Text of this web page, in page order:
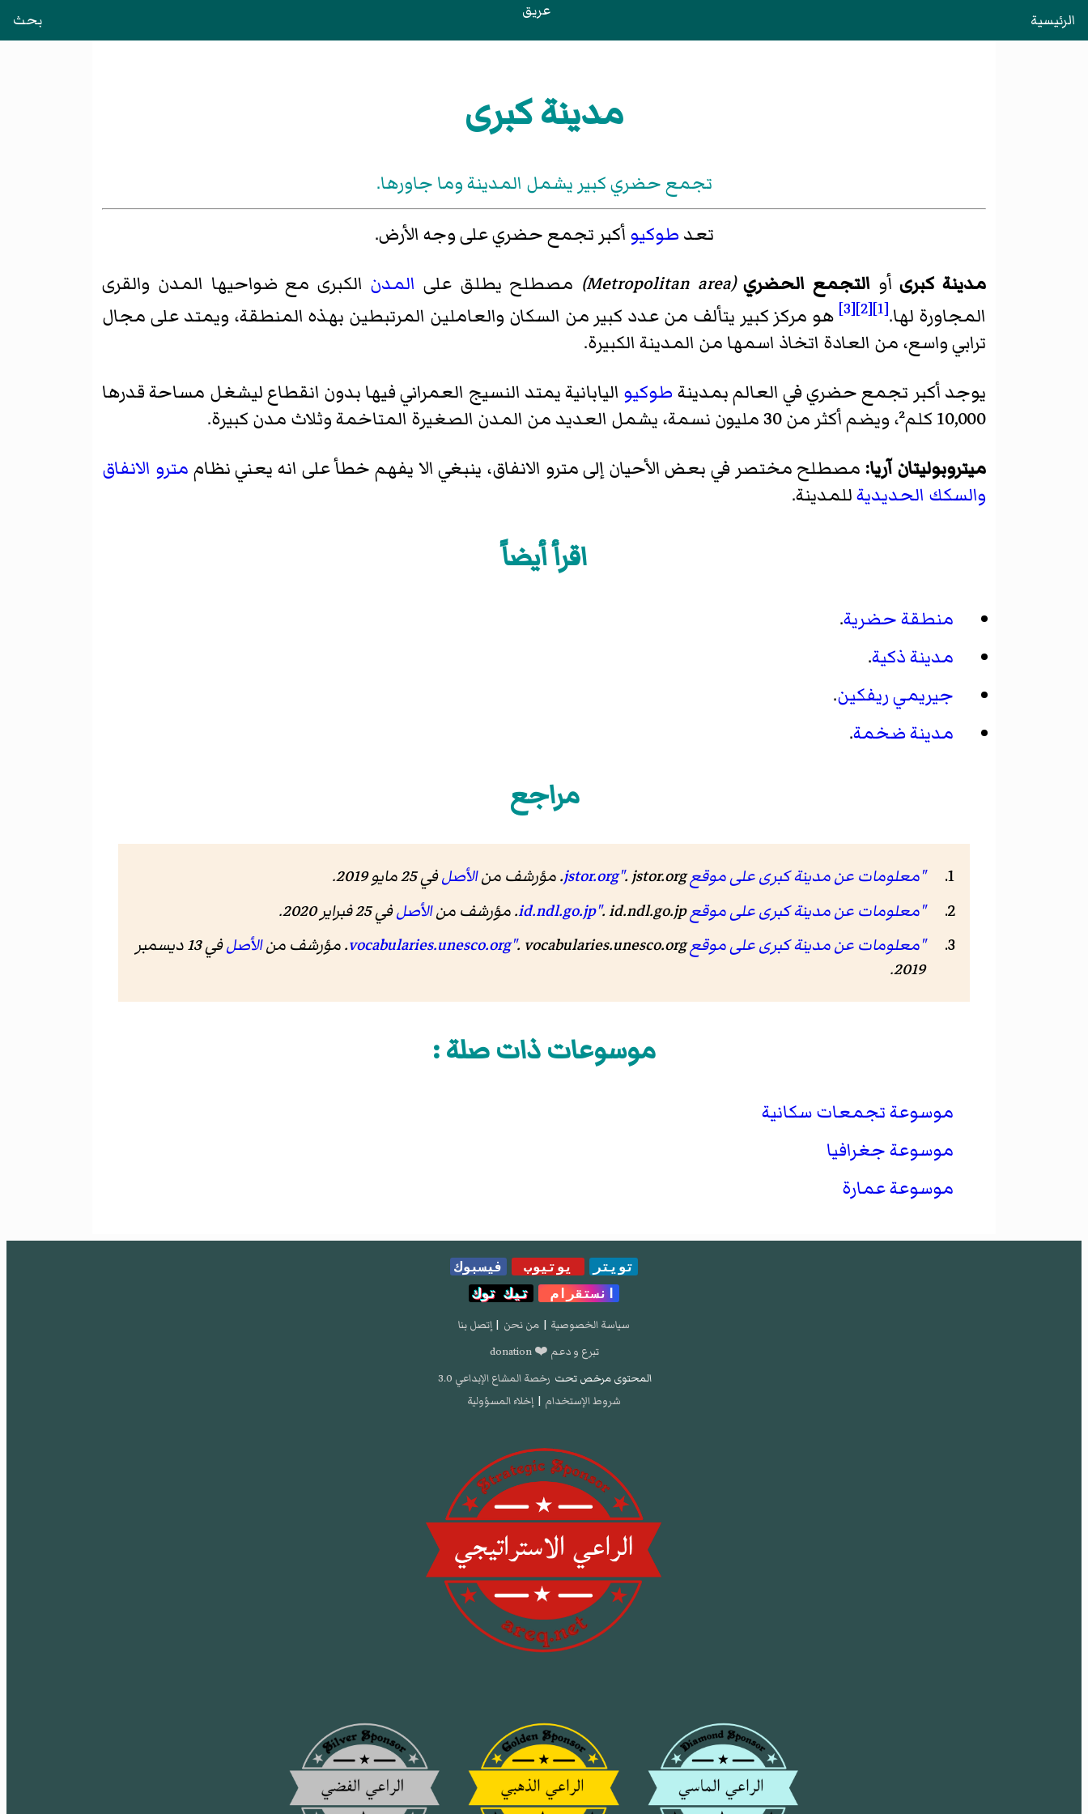
الرئيسية عريق بحث
مدينة كبرى
تجمع حضري كبير يشمل المدينة وما جاورها.
تعد طوكيو أكبر تجمع حضري على وجه الأرض.
مدينة كبرىأو التجمع الحضري (
Metropolitan area
)‏ مصطلح يطلق على المدن الكبرى مع ضواحيها المدن والقرى
المجاورة لها.[1]
[2]
[3]
هو مركز كبير يتألف من عدد كبير من السكان والعاملين المرتبطين بهذه المنطقة، ويمتد على مجال
ترابي واسع، من العادة اتخاذ اسمها من المدينة الكبيرة.
يوجد أكبر تجمع حضري في العالم بمدينة طوكيو اليابانية يمتد النسيج العمراني فيها بدون انقطاع ليشغل مساحة قدرها
10,000 كلم²، ويضم أكثر من 30 مليون نسمة، يشمل العديد من المدن الصغيرة المتاخمة وثلاث مدن كبيرة.
ميتروبوليتان آريا: مصطلح مختصر في بعض الأحيان إلى مترو الانفاق، ينبغي الا يفهم خطأ على انه يعني نظام مترو الانفاق
والسكك الحديديةللمدينة.
اقرأ أيضاً
منطقة حضرية.
مدينة ذكية.
جيريمي ريفكين.
مدينة ضخمة.
مراجع
"معلومات عن مدينة كبرى على موقع jstor.org". jstor.org. مؤرشف من الأصلفي 25 مايو 2019.
"معلومات عن مدينة كبرى على موقع id.ndl.go.jp". id.ndl.go.jp. مؤرشف من الأصلفي 25 فبراير 2020.
"معلومات عن مدينة كبرى على موقع vocabularies.unesco.org". vocabularies.unesco.org. مؤرشف من الأصل
في 13 ديسمبر
2019.
موسوعات ذات صلة :
موسوعة تجمعات سكانية
موسوعة جغرافيا
موسوعة عمارة
تويتر يوتيوب
فيسبوك
انستقرام
تيك توك
سياسة الخصوصية | من نحن | إتصل بنا
تبرع و دعم ❤️ donation
المحتوى مرخص تحت رخصة المشاع الإبداعي 3.0
شروط الإستخدام | إخلاء المسؤولية